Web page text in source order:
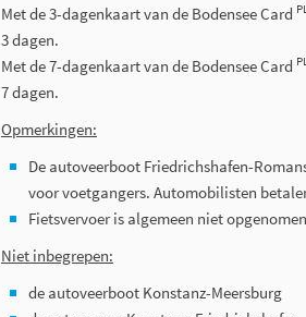
Met de 3-dagenkaart van de Bodensee Card
3 dagen.
Met de 7-dagenkaart van de Bodensee Card
7 dagen.
Opmerkingen:
De autoveerboot Friedrichshafen-
voor voetgangers. Automobilisten
Fietsvervoer is algemeen niet
Niet inbegrepen:
de autoveerboot Konstanz-Meersburg